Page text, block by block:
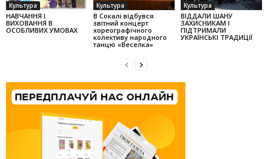
Культура
НАВЧАННЯ І
ВИХОВАННЯ В
ОСОБЛИВИХ УМОВАХ
Культура
В Сокалі відбувся
звітний концерт
хореографічного
колек­тиву народного
танцю «Веселка»
Культура
ВІДДАЛИ ШАНУ
ЗАХИСНИКАМ І
ПІДТРИМАЛИ
УКРАЇНСЬКІ ТРАДИЦІЇ